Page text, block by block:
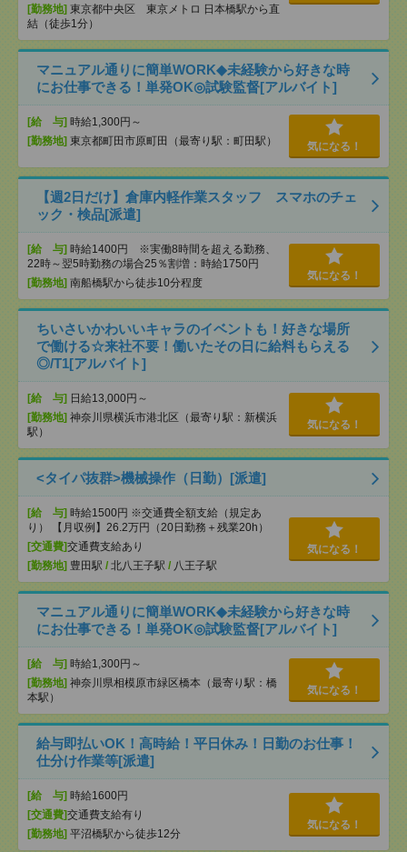
[勤務地] 東京都中央区 東京メトロ 日本橋駅から直
結（徒歩1分）
マニュアル通りに簡単WORK◆未経験から好きな時
にお仕事できる！単発OK◎試験監督[アルバイト]
[給 与] 時給1,300円～
[勤務地] 東京都町田市原町田（最寄り駅：町田駅） 気になる！
【週2日だけ】倉庫内軽作業スタッフ スマホのチェ
ック・検品[派遣]
[給 与] 時給1400円 ※実働8時間を超える勤務、
22時～翌5時勤務の場合25％割増：時給1750円
[勤務地] 南船橋駅から徒歩10分程度
気になる！
ちいさいかわいいキャラのイベントも！好きな場所
で働ける☆来社不要！働いたその日に給料もらえる
◎/T1[アルバイト]
[給 与] 日給13,000円～
[勤務地] 神奈川県横浜市港北区（最寄り駅：新横浜
駅）
気になる！
<タイパ抜群>機械操作（日勤）[派遣]
[給 与] 時給1500円 ※交通費全額支給（規定あ
り） 【月収例】26.2万円（20日勤務＋残業20h）
[交通費]交通費支給あり
[勤務地] 豊田駅 / 北八王子駅 / 八王子駅
気になる！
マニュアル通りに簡単WORK◆未経験から好きな時
にお仕事できる！単発OK◎試験監督[アルバイト]
[給 与] 時給1,300円～
[勤務地] 神奈川県相模原市緑区橋本（最寄り駅：橋
本駅）
気になる！
給与即払いOK！高時給！平日休み！日勤のお仕事！
仕分け作業等[派遣]
[給 与] 時給1600円
[交通費]交通費支給有り
[勤務地] 平沼橋駅から徒歩12分
気になる！